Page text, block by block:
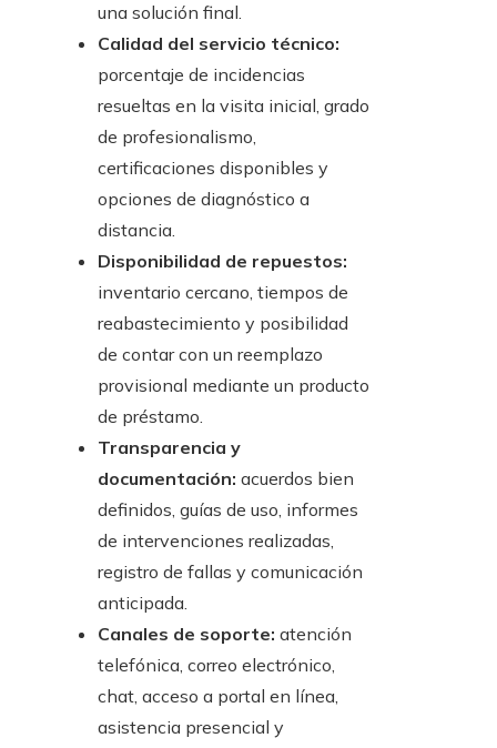
una solución final.
Calidad del servicio técnico:
porcentaje de incidencias
resueltas en la visita inicial, grado
de profesionalismo,
certificaciones disponibles y
opciones de diagnóstico a
distancia.
Disponibilidad de repuestos:
inventario cercano, tiempos de
reabastecimiento y posibilidad
de contar con un reemplazo
provisional mediante un producto
de préstamo.
Transparencia y
documentación: acuerdos bien
definidos, guías de uso, informes
de intervenciones realizadas,
registro de fallas y comunicación
anticipada.
Canales de soporte: atención
telefónica, correo electrónico,
chat, acceso a portal en línea,
asistencia presencial y